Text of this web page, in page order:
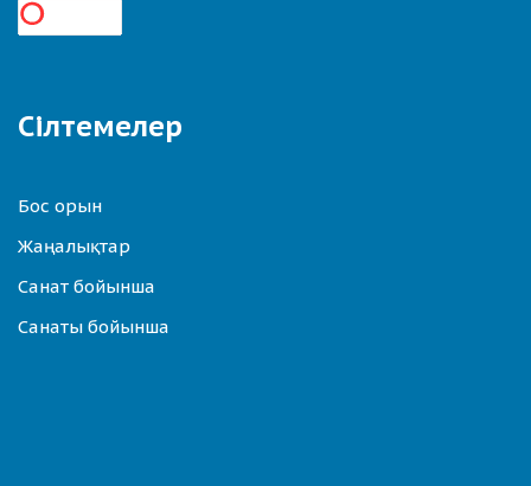
Сілтемелер
Бос орын
Жаңалықтар
Санат бойынша
Санаты бойынша